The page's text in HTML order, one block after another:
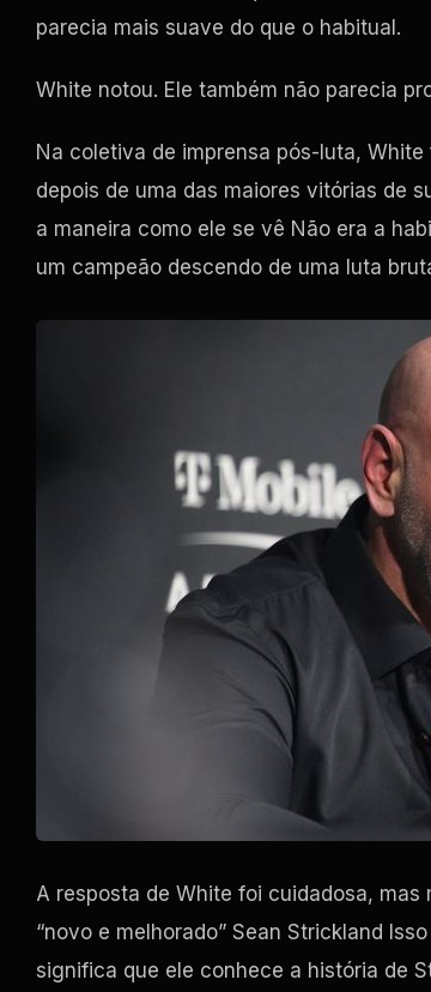
parecia mais suave do que o habitual.
White notou. Ele também não parecia
Na coletiva de imprensa pós-luta,
depois de uma das maiores vitórias de
a maneira como ele se vê Não era a
um campeão descendo de uma luta
A resposta de White foi cuidadosa,
“novo e melhorado” Sean Strickland
significa que ele conhece a história de